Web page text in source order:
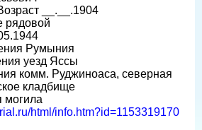
__.__.1904
рядовой
Румыния
уезд Яссы
комм. Руджиноаса, северная
кладбище
могила
html/info.htm?id=1153319170